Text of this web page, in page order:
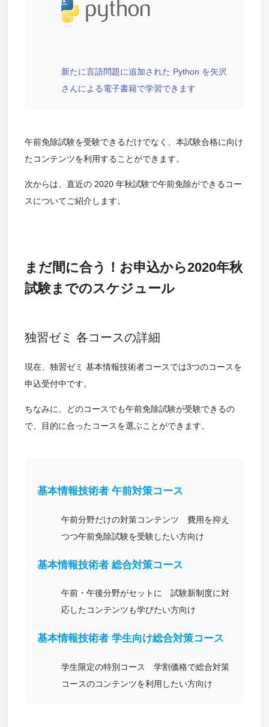
新たに言語問題に追加された Python を矢沢
さんによる電子書籍で学習できます
午前免除試験を受験できるだけでなく、本試験合格に向け
たコンテンツを利用することができます。
次からは、直近の 2020 年秋試験で午前免除ができるコー
スについてご紹介します。
まだ間に合う！お申込から2020年秋
試験までのスケジュール
独習ゼミ 各コースの詳細
現在、独習ゼミ 基本情報技術者コースでは3つのコースを
申込受付中です。
ちなみに、どのコースでも午前免除試験が受験できるの
で、目的に合ったコースを選ぶことができます。
基本情報技術者 午前対策コース
午前分野だけの対策コンテンツ 費用を抑え
つつ午前免除試験を受験したい方向け
基本情報技術者 総合対策コース
午前・午後分野がセットに 試験新制度に対
応したコンテンツも学びたい方向け
基本情報技術者 学生向け総合対策コース
学生限定の特別コース 学割価格で総合対策
コースのコンテンツを利用したい方向け